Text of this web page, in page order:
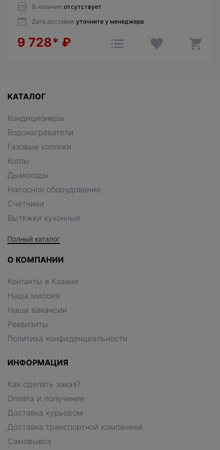
В наличии: отсутствует
Дата доставки: уточните у менеджера
9 728* ₽
КАТАЛОГ
Кондиционеры
Водонагреватели
Газовые колонки
Котлы
Дымоходы
Насосное оборудование
Счетчики
Вытяжки кухонные
Полный каталог
О КОМПАНИИ
Контакты в Казани
Наша миссия
Наши вакансии
Реквизиты
Политика конфиденциальности
ИНФОРМАЦИЯ
Как сделать заказ?
Оплата и получение
Доставка курьером
Доставка транспортной компанией
Самовывоз